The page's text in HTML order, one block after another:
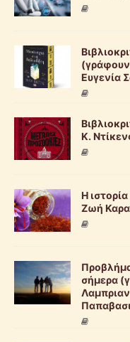
Ευγενία
Κ.
Η
Ζωή
σήμερα